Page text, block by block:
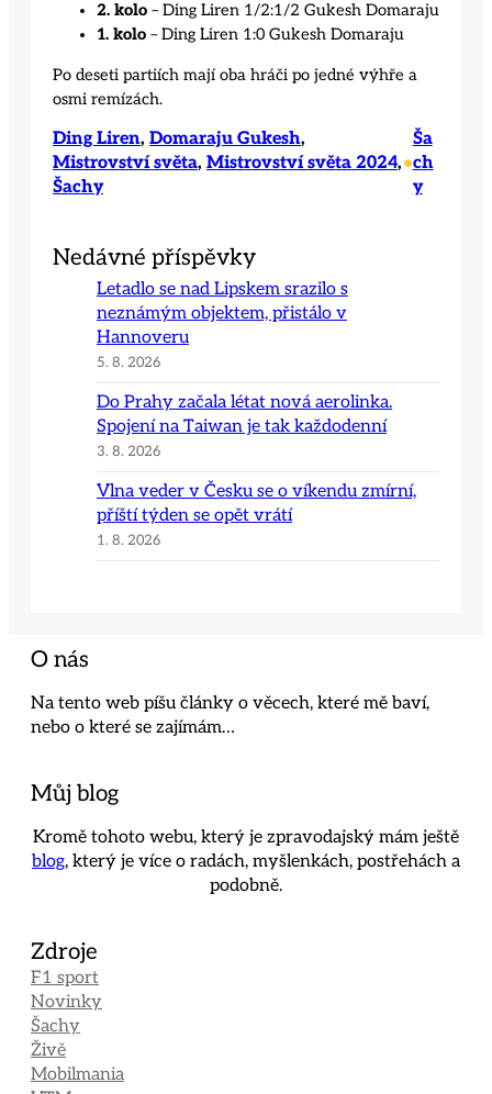
2. kolo – Ding Liren 1/2:1/2 Gukesh Domaraju
1. kolo – Ding Liren 1:0 Gukesh Domaraju
Po deseti partiích mají oba hráči po jedné výhře a
osmi remízách.
Ding Liren, Domaraju Gukesh
Mistrovství světa, Mistrovství světa 2024 ,
Šachy
•
Ša
ch
y
Nedávné příspěvky
Letadlo se nad Lipskem srazilo s
neznámým objektem, přistálo v
Hannoveru
5. 8. 2026
Do Prahy začala létat nová aerolinka.
Spojení na Taiwan je tak každodenní
3. 8. 2026
Vlna veder v Česku se o víkendu zmírní,
příští týden se opět vrátí
1. 8. 2026
O nás
Na tento web píšu články o věcech, které mě baví,
nebo o které se zajímám…
Můj blog
Kromě tohoto webu, který je zpravodajský mám ještě
blog, který je více o radách, myšlenkách, postřehách a
podobně.
Zdroje
F1 sport
Novinky
Šachy
Živě
Mobilmania